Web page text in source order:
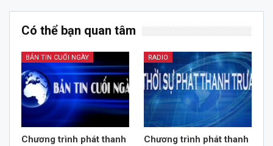
Có thể bạn quan tâm
BẢN TIN CUỐI NGÀY
Chương trình phát thanh
RADIO
Chương trình phát thanh